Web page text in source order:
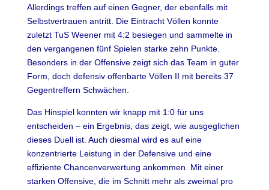
Allerdings treffen auf einen Gegner, der ebenfalls mit
Selbstvertrauen antritt. Die Eintracht Völlen konnte
zuletzt TuS Weener mit 4:2 besiegen und sammelte in
den vergangenen fünf Spielen starke zehn Punkte.
Besonders in der Offensive zeigt sich das Team in guter
Form, doch defensiv offenbarte Völlen II mit bereits 37
Gegentreffern Schwächen.
Das Hinspiel konnten wir knapp mit 1:0 für uns
entscheiden – ein Ergebnis, das zeigt, wie ausgeglichen
dieses Duell ist. Auch diesmal wird es auf eine
konzentrierte Leistung in der Defensive und eine
effiziente Chancenverwertung ankommen. Mit einer
starken Offensive, die im Schnitt mehr als zweimal pro